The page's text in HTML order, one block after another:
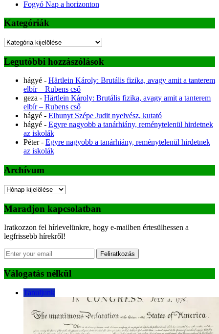
Fogyó Nap a horizonton
Kategóriák
Kategóriák
Legutóbbi hozzászólások
hágyé - Härtlein Károly: Brutális fizika, avagy amit a tanterem
elbír – Rubens cső
geza - Härtlein Károly: Brutális fizika, avagy amit a tanterem
elbír – Rubens cső
hágyé - Elhunyt Szépe Judit nyelvész, kutató
hágyé - Egyre nagyobb a tanárhiány, reménytelenül hirdetnek
az iskolák
Péter- Egyre nagyobb a tanárhiány, reménytelenül hirdetnek
az iskolák
Archívum
Archívum
Maradjon kapcsolatban
Iratkozzon fel hírlevelünkre, hogy e-mailben értesülhessen a
legfrissebb hírekről!
Feliratkozás
Válogatás nélkül
Tanuljunk